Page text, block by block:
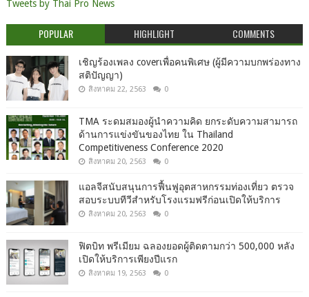
Tweets by Thai Pro News
POPULAR HIGHLIGHT COMMENTS
เชิญร้องเพลง coverเพื่อคนพิเศษ (ผู้มีความบกพร่องทาง
สติปัญญา)
สิงหาคม 22, 2563 0
TMA ระดมสมองผู้นำความคิด ยกระดับความสามารถ
ด้านการแข่งขันของไทย ใน Thailand
Competitiveness Conference 2020
สิงหาคม 20, 2563 0
แอลจีสนับสนุนการฟื้นฟูอุตสาหกรรมท่องเที่ยว ตรวจ
สอบระบบทีวีสำหรับโรงแรมฟรีก่อนเปิดให้บริการ
สิงหาคม 20, 2563 0
ฟิตบิท พรีเมียม ฉลองยอดผู้ติดตามกว่า 500,000 หลัง
เปิดให้บริการเพียงปีแรก
สิงหาคม 19, 2563 0